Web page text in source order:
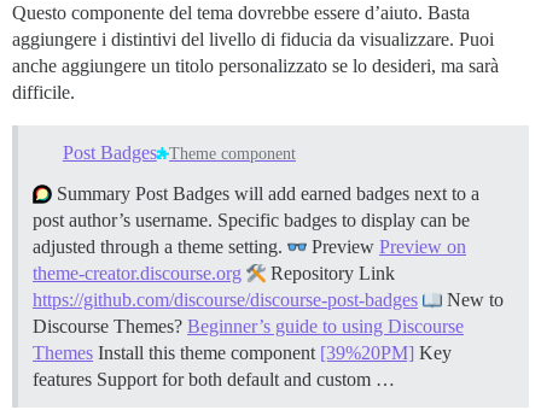
Questo componente del tema dovrebbe essere d’aiuto. Basta
aggiungere i distintivi del livello di fiducia da visualizzare. Puoi
anche aggiungere un titolo personalizzato se lo desideri, ma sarà
difficile.
Post Badges Theme component
Summary Post Badges will add earned badges next to a
post author’s username. Specific badges to display can be
adjusted through a theme setting.
Preview Preview on
theme-creator.discourse.org
Repository Link
https://github.com/discourse/discourse-post-badges
New to
Discourse Themes? Beginner’s guide to using Discourse
Themes Install this theme component [39%20PM] Key
features Support for both default and custom …